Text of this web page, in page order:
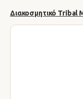
Διακοσμητικό Tribal